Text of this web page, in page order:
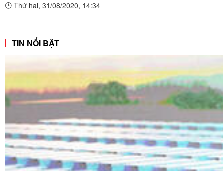
Thứ hai, 31/08/2020, 14:34
TIN NỔI BẬT